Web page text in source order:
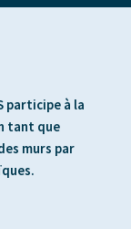
participe à la
tant que
murs par